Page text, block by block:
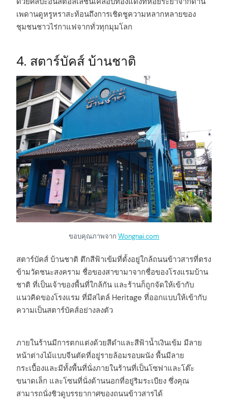
เพดานดูหรูหราสะท้อนถึงการเชิดชูความหลากหลายของ
ชุมชนชาวไร่กาแฟจากทั่วทุกมุมโลก
4. สตาร์บัคส์ บ้านชาติ
ขอบคุณภาพจาก Wongnai.com
สตาร์บัคส์ บ้านชาติ ตึกสีฟ้าเข้มที่ตั้งอยู่ใกล้ถนนข้าวสารที่ตรง
ข้ามวัดชนะสงคราม ชื่อของสาขามาจากชื่อของโรงแรมบ้าน
ชาติ ที่เป็นเจ้าของพื้นที่ใกล้กัน และร้านก็ถูกจัดให้เข้ากับ
แนวคิดของโรงแรม ที่มีสไตล์ Heritage ที่ออกแบบให้เข้ากับ
ความเป็นสตาร์บัคส์อย่างลงตัว
ภายในร้านมีการตกแต่งด้วยสีดำและสีฟ้าน้ำเงินเข้ม มีลาย
หน้าต่างไม้แบบจีนตัดที่อยู่รายล้อมรอบผนัง พื้นมีลาย
กระเบื้องและมีทั้งพื้นที่นั่งภายในร้านที่เป็นโซฟาและโต๊ะ
ขนาดเล็ก และโซนที่นั่งด้านนอกที่อยู่ริมระเบียง ซึ่งคุณ
สามารถนั่งชิวดูบรรยากาศของถนนข้าวสารได้